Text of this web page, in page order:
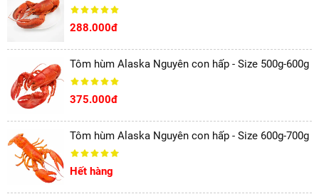
288.000đ
Tôm hùm Alaska Nguyên con hấp - Size 500g-600g
375.000đ
Tôm hùm Alaska Nguyên con hấp - Size 600g-700g
Hết hàng